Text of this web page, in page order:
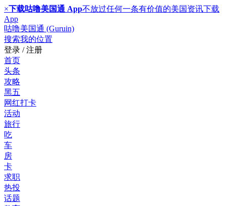
×下载咕噜美国通 App不放过任何一条有价值的美国资讯下载
App
咕噜美国通 (Guruin)
搜索我的位置
登录 / 注册
首页
头条
攻略
黑五
网红打卡
活动
旅行
吃
车
房
卡
求职
热投
话题